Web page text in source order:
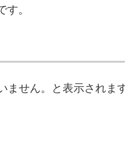
。
せん。と表示されます